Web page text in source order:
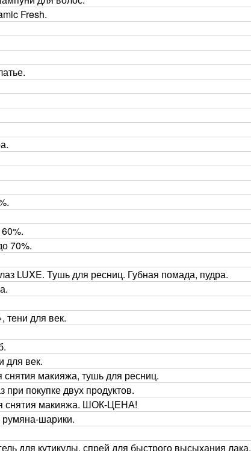
Fresh.
70%.
LUXE. Тушь для ресниц. Губная помада, пудра.
для век.
для век.
снятия макияжа, тушь для ресниц.
покупке двух продуктов.
снятия макияжа. ШОК-ЦЕНА!
шарики.
для кутикулы, спрей для быстрого высыхания лака,